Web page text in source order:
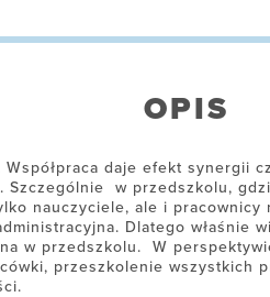
OPIS
Współpraca daje efekt synergii
Szczególnie w przedszkolu,
nauczyciele, ale i pracownicy
Dlatego właśnie
w przedszkolu. W
przeszkolenie wszystkich